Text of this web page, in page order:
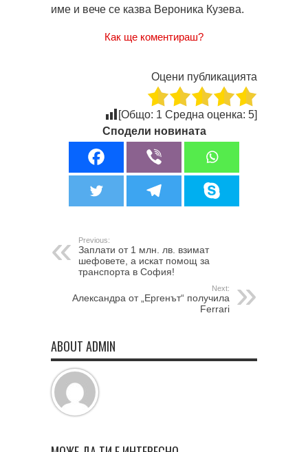
име и вече се казва Вероника Кузева.
Как ще коментираш?
Оцени публикацията
[Общо: 1 Средна оценка: 5]
Сподели новината
Previous:
Заплати от 1 млн. лв. взимат
шефовете, а искат помощ за
транспорта в София!
Next:
Александра от „Ергенът“ получила
Ferrari
ABOUT ADMIN